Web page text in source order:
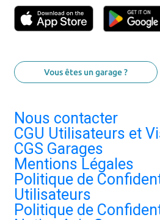
Vous êtes un garage ?
Nous contacter
CGU Utilisateurs et
CGS Garages
Mentions Légales
Politique de
Utilisateurs
Politique de